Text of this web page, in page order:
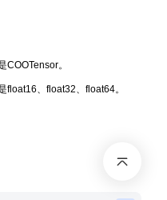
COOTensor。
float16、float32、float64。